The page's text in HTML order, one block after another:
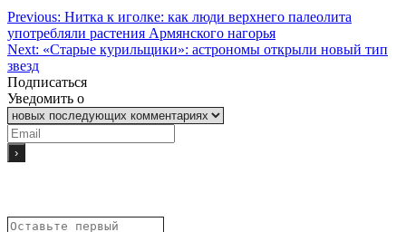
Previous: Нитка к иголке: как люди верхнего палеолита
употребляли растения Армянского нагорья
Next: «Старые курильщики»: астрономы открыли новый тип
звезд
Подписаться
Уведомить о